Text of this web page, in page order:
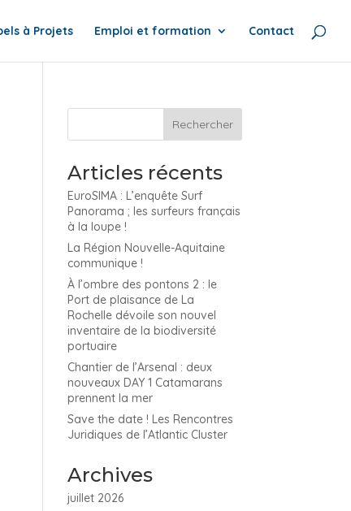
à Projets Emploi et formation Contact
Articles récents
EuroSIMA : L’enquête Surf
Panorama ; les surfeurs français
à la loupe !
La Région Nouvelle-Aquitaine
communique !
À l’ombre des pontons 2 : le
Port de plaisance de La
Rochelle dévoile son nouvel
inventaire de la biodiversité
portuaire
Chantier de l’Arsenal : deux
nouveaux DAY 1 Catamarans
prennent la mer
Save the date ! Les Rencontres
Juridiques de l’Atlantic Cluster
Archives
juillet 2026